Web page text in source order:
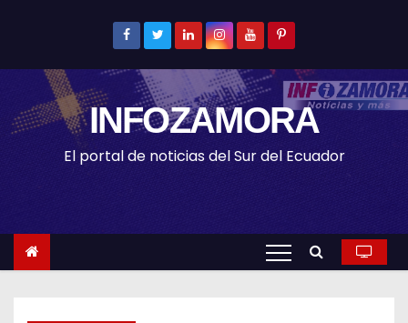
t
e
INFOZAMORA
El portal de noticias del Sur del Ecuador